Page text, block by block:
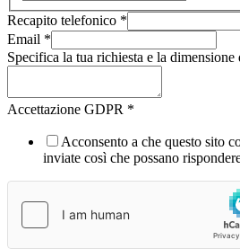
Recapito telefonico *
Email *
Specifica la tua richiesta e la
Accettazione GDPR *
Acconsento a che questo sito
inviate così che possano